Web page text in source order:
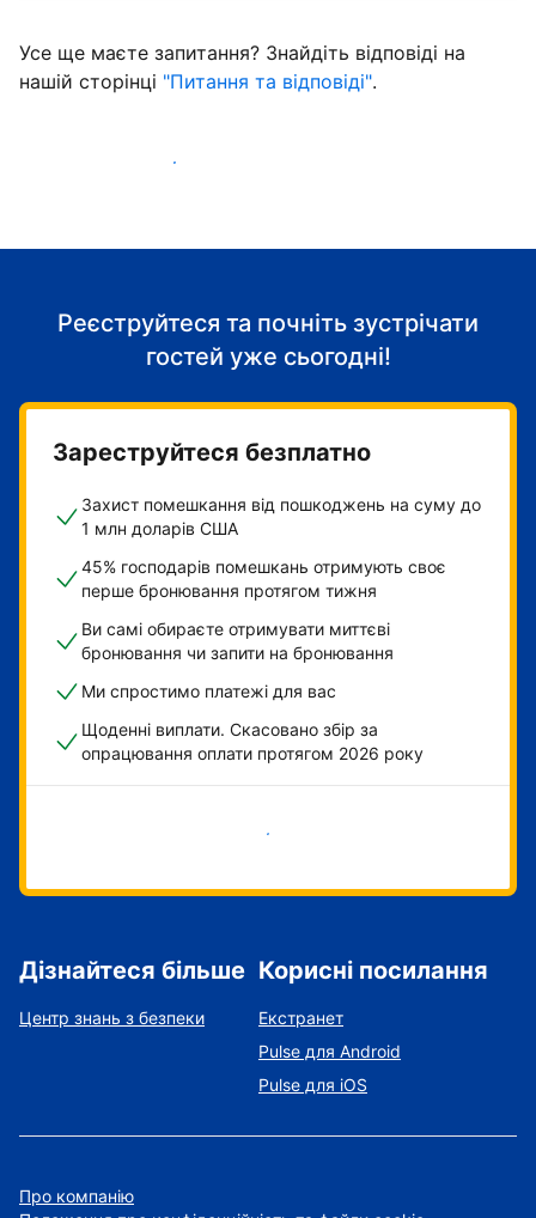
Усе ще маєте запитання? Знайдіть відповіді на
нашій сторінці "Питання та відповіді".
Розпочніть приймати гостей
Реєструйтеся та почніть зустрічати
гостей уже сьогодні!
Зареструйтеся безплатно
Захист помешкання від пошкоджень на суму до
1 млн доларів США
45% господарів помешкань отримують своє
перше бронювання протягом тижня
Ви самі обираєте отримувати миттєві
бронювання чи запити на бронювання
Ми спростимо платежі для вас
Щоденні виплати. Скасовано збір за
опрацювання оплати протягом 2026 року
Розпочати зараз
Дізнайтеся більше
Центр знань з безпеки
Корисні посилання
Екстранет
Pulse для Android
Pulse для iOS
Про компанію